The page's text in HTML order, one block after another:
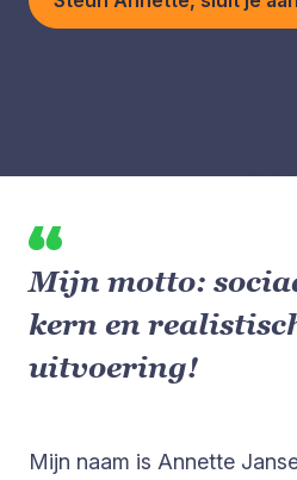
Mijn motto:
kern en
uitvoering!
Mijn naam is Annette